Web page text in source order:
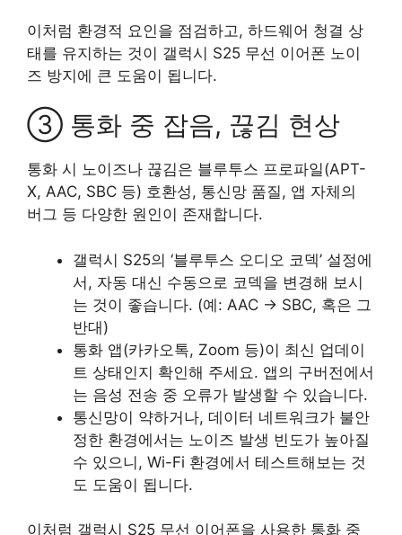
이처럼 환경적 요인을 점검하고, 하드웨어 청결 상
태를 유지하는 것이 갤럭시 S25 무선 이어폰 노이
즈 방지에 큰 도움이 됩니다.
③ 통화 중 잡음, 끊김 현상
통화 시 노이즈나 끊김은 블루투스 프로파일(APT-
X, AAC, SBC 등) 호환성, 통신망 품질, 앱 자체의
버그 등 다양한 원인이 존재합니다.
갤럭시 S25의 ‘블루투스 오디오 코덱’ 설정에
서, 자동 대신 수동으로 코덱을 변경해 보시
는 것이 좋습니다. (예: AAC → SBC, 혹은 그
반대)
통화 앱(카카오톡, Zoom 등)이 최신 업데이
트 상태인지 확인해 주세요. 앱의 구버전에서
는 음성 전송 중 오류가 발생할 수 있습니다.
통신망이 약하거나, 데이터 네트워크가 불안
정한 환경에서는 노이즈 발생 빈도가 높아질
수 있으니, Wi-Fi 환경에서 테스트해보는 것
도 도움이 됩니다.
이처럼 갤럭시 S25 무선 이어폰을 사용한 통화 중